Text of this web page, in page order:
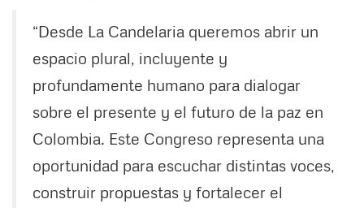
“Desde La Candelaria queremos abrir un
espacio plural, incluyente y
profundamente humano para dialogar
sobre el presente y el futuro de la paz en
Colombia. Este Congreso representa una
oportunidad para escuchar distintas voces,
construir propuestas y fortalecer el